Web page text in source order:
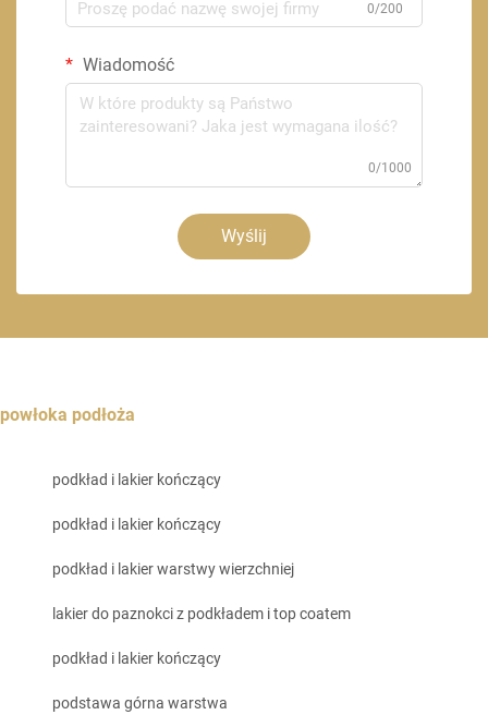
0/200
Wiadomość
0/1000
Wyślij
powłoka podłoża
podkład i lakier kończący
podkład i lakier kończący
podkład i lakier warstwy wierzchniej
lakier do paznokci z podkładem i top coatem
podkład i lakier kończący
podstawa górna warstwa